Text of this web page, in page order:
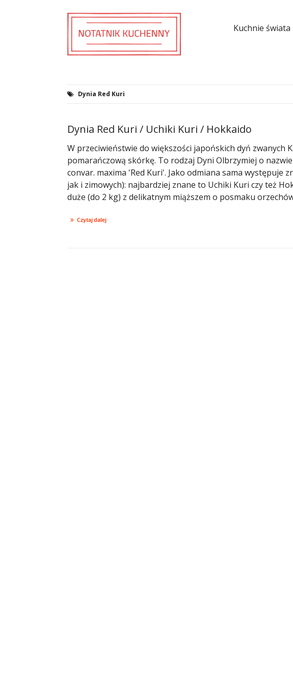
Kuchnie świata
Dynia Red Kuri
Dynia Red Kuri / Uchiki Kuri / Hokkaido
W przeciwieństwie do większości japońskich dyń zwanych
pomarańczową skórkę. To rodzaj Dyni Olbrzymiej o
convar. maxima 'Red Kuri'. Jako odmiana sama występuje
jak i zimowych): najbardziej znane to Uchiki Kuri czy też
duże (do 2 kg) z delikatnym miąższem o posmaku
Czytaj dalej